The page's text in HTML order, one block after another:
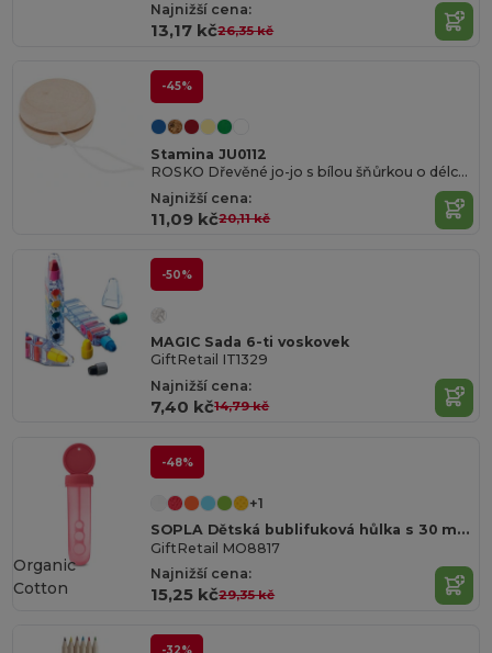
Najnižší cena:
13,17 kč26,35 kč
-45%
Stamina JU0112
ROSKO Dřevěné jo-jo s bílou šňůrkou o délce 75 cm
Najnižší cena:
11,09 kč20,11 kč
-50%
MAGIC Sada 6-ti voskovek
GiftRetail IT1329
Najnižší cena:
7,40 kč14,79 kč
-48%
+1
SOPLA Dětská bublifuková hůlka s 30 ml náplní
GiftRetail MO8817
Najnižší cena:
15,25 kč29,35 kč
Organic
Cotton